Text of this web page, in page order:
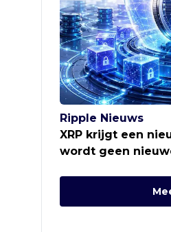
Ripple Nieuws
XRP krijgt een
wordt geen